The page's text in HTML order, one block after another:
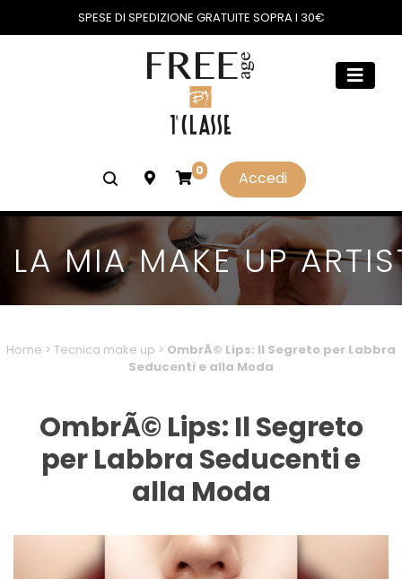
SPESE DI SPEDIZIONE GRATUITE SOPRA I 30€
0 Accedi
LA MIA MAKE UP
Home > Tecnica make up > OmbrÃ© Lips: Il Segreto per Labbra
Seducenti e alla Moda
OmbrÃ© Lips: Il Segreto
per Labbra Seducenti e
alla Moda